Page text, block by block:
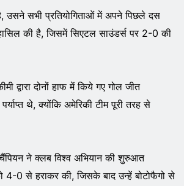
उसने सभी प्रतियोगिताओं में अपने पिछले दस
की है, जिसमें सिएटल साउंडर्स पर 2-0 की
द्वारा दोनों हाफ में किये गए गोल जीत
थे, क्योंकि अमेरिकी टीम पूरी तरह से
ने क्लब विश्व अभियान की शुरुआत
0 से हराकर की, जिसके बाद उन्हें बोटोफैगो से